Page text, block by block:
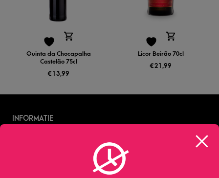
Quinta da Chocapalha
Castelão 75cl
€ 13,99
Licor Beirão 70cl
€21,99
INFORMATIE